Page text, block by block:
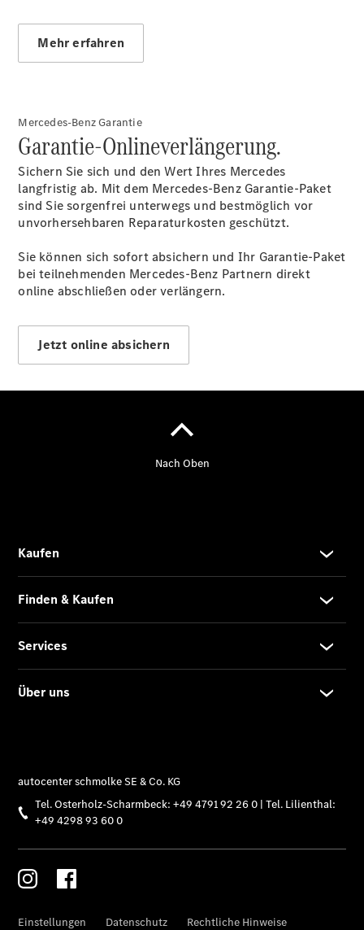
Mehr erfahren
Mercedes-Benz Garantie
Garantie-Onlineverlängerung.
Sichern Sie sich und den Wert Ihres Mercedes
langfristig ab. Mit dem Mercedes-Benz Garantie-Paket
sind Sie sorgenfrei unterwegs und bestmöglich vor
unvorhersehbaren Reparaturkosten geschützt.
Sie können sich sofort absichern und Ihr Garantie-Paket
bei teilnehmenden Mercedes-Benz Partnern direkt
online abschließen oder verlängern.
Jetzt online absichern